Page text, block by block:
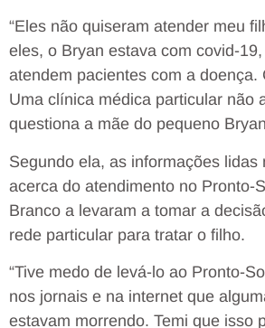
“Eles não quiseram atender meu
eles, o Bryan estava com covid-
atendem pacientes com a doença.
Uma clínica médica particular não
questiona a mãe do pequeno
Segundo ela, as informações lidas
acerca do atendimento no Pronto-
Branco a levaram a tomar a
rede particular para tratar o filho.
“Tive medo de levá-lo ao Pronto-
nos jornais e na internet que
estavam morrendo. Temi que isso